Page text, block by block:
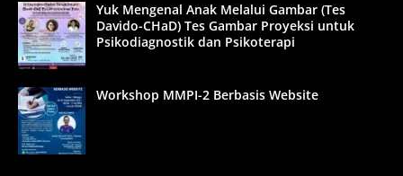
Yuk Mengenal Anak Melalui Gambar (Tes
Davido-CHaD) Tes Gambar Proyeksi untuk
Psikodiagnostik dan Psikoterapi
Workshop MMPI-2 Berbasis Website